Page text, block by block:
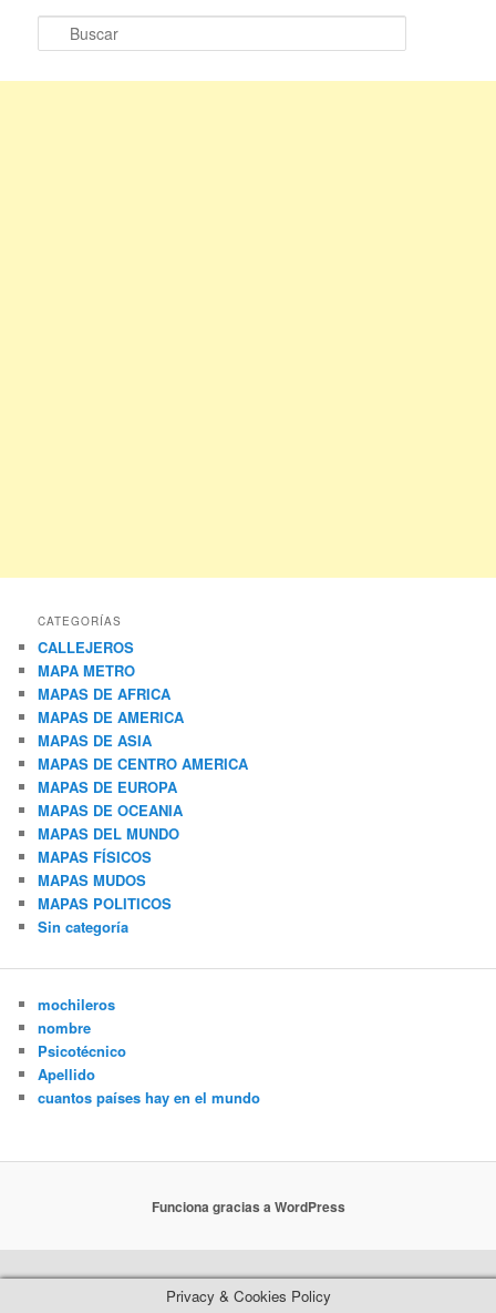
u
CATEGORÍAS
CALLEJEROS
MAPA METRO
MAPAS DE AFRICA
MAPAS DE AMERICA
MAPAS DE ASIA
MAPAS DE CENTRO AMERICA
MAPAS DE EUROPA
MAPAS DE OCEANIA
MAPAS DEL MUNDO
MAPAS FÍSICOS
MAPAS MUDOS
MAPAS POLITICOS
Sin categoría
mochileros
nombre
Psicotécnico
Apellido
cuantos países hay en el mundo
Funciona gracias a WordPress
Privacy & Cookies Policy